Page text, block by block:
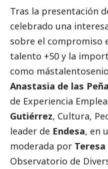
Tras la presentación
celebrado una
sobre el compromiso
talento +50 y la
como
Anastasia de las
de Experiencia
Gutiérrez, Cultura,
leader de Endesa, en
moderada por
Observatorio de